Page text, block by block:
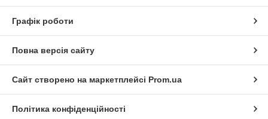
Графік роботи
Повна версія сайту
Сайт створено на маркетплейсі Prom.ua
Політика конфіденційності